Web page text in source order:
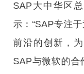
SAP大中华区
示：“SAP专注
前沿的创新，
SAP与微软的合